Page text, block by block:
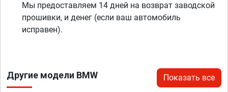
Мы предоставляем 14 дней на возврат заводской
прошивки, и денег (если ваш автомобиль
исправен).
Другие модели BMW Показать все